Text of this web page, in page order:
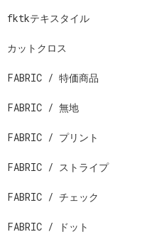
fktkテキスタイル
カットクロス
FABRIC / 特価商品
FABRIC / 無地
FABRIC / プリント
FABRIC / ストライプ
FABRIC / チェック
FABRIC / ドット